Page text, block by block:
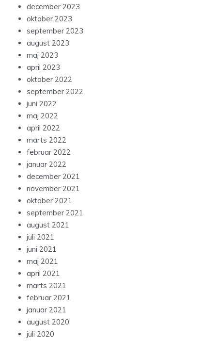
december 2023
oktober 2023
september 2023
august 2023
maj 2023
april 2023
oktober 2022
september 2022
juni 2022
maj 2022
april 2022
marts 2022
februar 2022
januar 2022
december 2021
november 2021
oktober 2021
september 2021
august 2021
juli 2021
juni 2021
maj 2021
april 2021
marts 2021
februar 2021
januar 2021
august 2020
juli 2020